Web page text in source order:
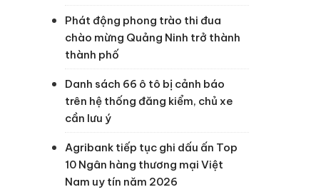
Phát động phong trào thi đua
chào mừng Quảng Ninh trở thành
thành phố
Danh sách 66 ô tô bị cảnh báo
trên hệ thống đăng kiểm, chủ xe
cần lưu ý
Agribank tiếp tục ghi dấu ấn Top
10 Ngân hàng thương mại Việt
Nam uy tín năm 2026